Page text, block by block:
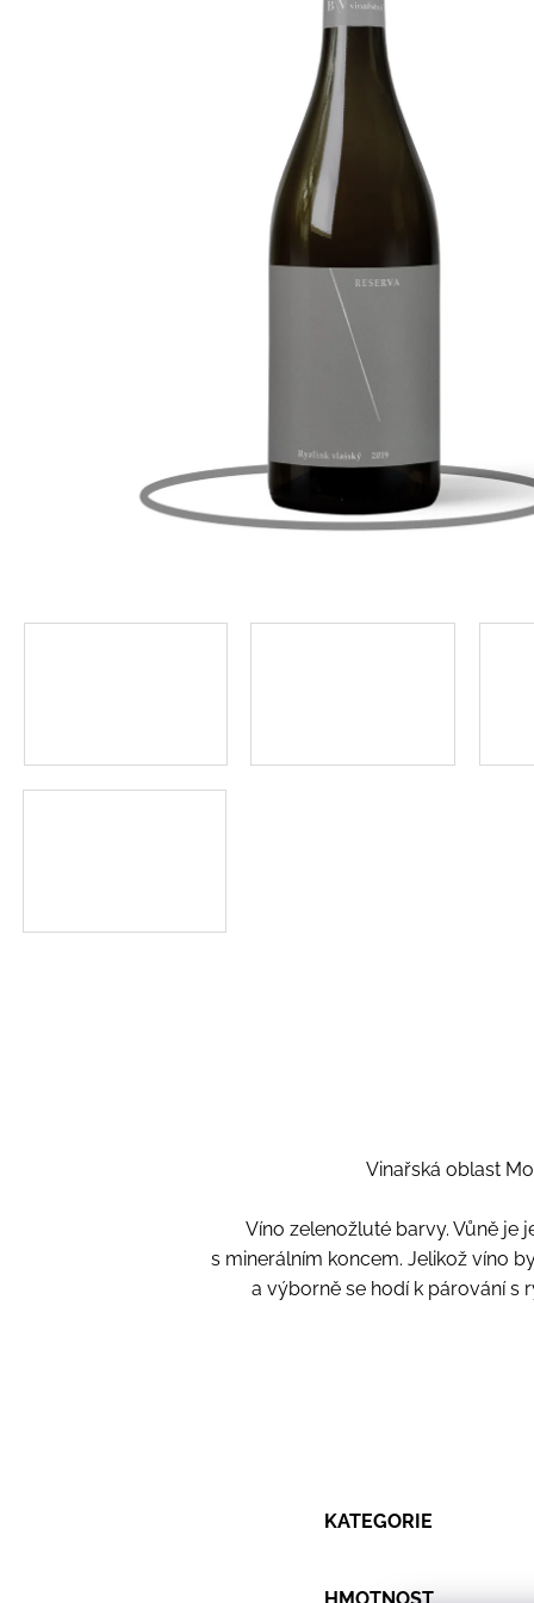
Vinařská oblast
Víno zelenožluté barvy. Vůně je
s minerálním koncem. Jelikož víno
a výborně se hodí k párování s
KATEGORIE